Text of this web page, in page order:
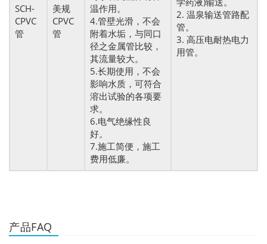
SCH-
CPVC
管
美规
CPVC
管
温作用。
4.管壁光滑，不会
附着水垢，与同口
径之金属管比较，
其流量较大。
5.长期使用，不会
影响水质，可符合
溶出试验的各项要
求。
6.电气绝缘性良
好。
7.施工简便，施工
费用低廉。
2. 温泉输送管路配
管。
3. 高压电耐热电力
用管。
产品FAQ